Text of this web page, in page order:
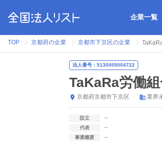
企業一覧
TOP 京都府の企業 京都市下京区の企業
法人番号：5130005004722
TaKaRa労働
京都府京都市下京区 業界
設立 --
代表 --
事業概要 --